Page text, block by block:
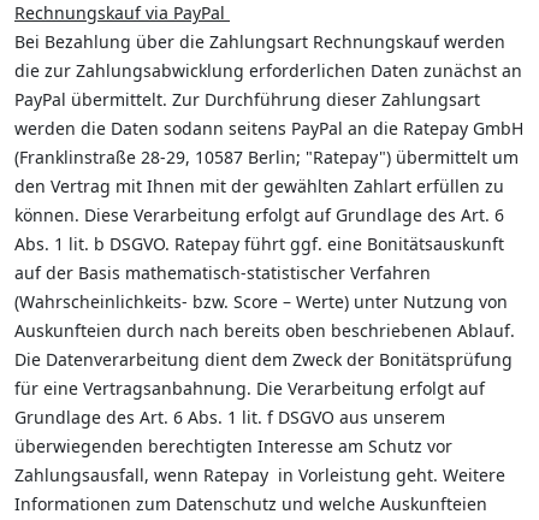
Rechnungskauf via PayPal
Bei Bezahlung über die Zahlungsart Rechnungskauf werden
die zur Zahlungsabwicklung erforderlichen Daten zunächst an
PayPal übermittelt. Zur Durchführung dieser Zahlungsart
werden die Daten sodann seitens PayPal an die Ratepay GmbH
(Franklinstraße 28-29, 10587 Berlin; "Ratepay") übermittelt um
den Vertrag mit Ihnen mit der gewählten Zahlart erfüllen zu
können. Diese Verarbeitung erfolgt auf Grundlage des Art. 6
Abs. 1 lit. b DSGVO. Ratepay führt ggf. eine Bonitätsauskunft
auf der Basis mathematisch-statistischer Verfahren
(Wahrscheinlichkeits- bzw. Score – Werte) unter Nutzung von
Auskunfteien durch nach bereits oben beschriebenen Ablauf.
Die Datenverarbeitung dient dem Zweck der Bonitätsprüfung
für eine Vertragsanbahnung. Die Verarbeitung erfolgt auf
Grundlage des Art. 6 Abs. 1 lit. f DSGVO aus unserem
überwiegenden berechtigten Interesse am Schutz vor
Zahlungsausfall, wenn Ratepay in Vorleistung geht. Weitere
Informationen zum Datenschutz und welche Auskunfteien